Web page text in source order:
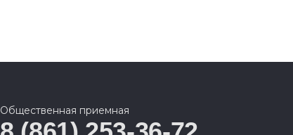
Общественная приемная